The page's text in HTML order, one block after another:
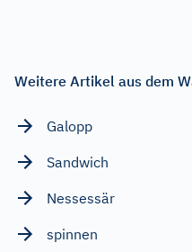
Weitere Artikel aus dem
Galopp
Sandwich
Nessessär
spinnen